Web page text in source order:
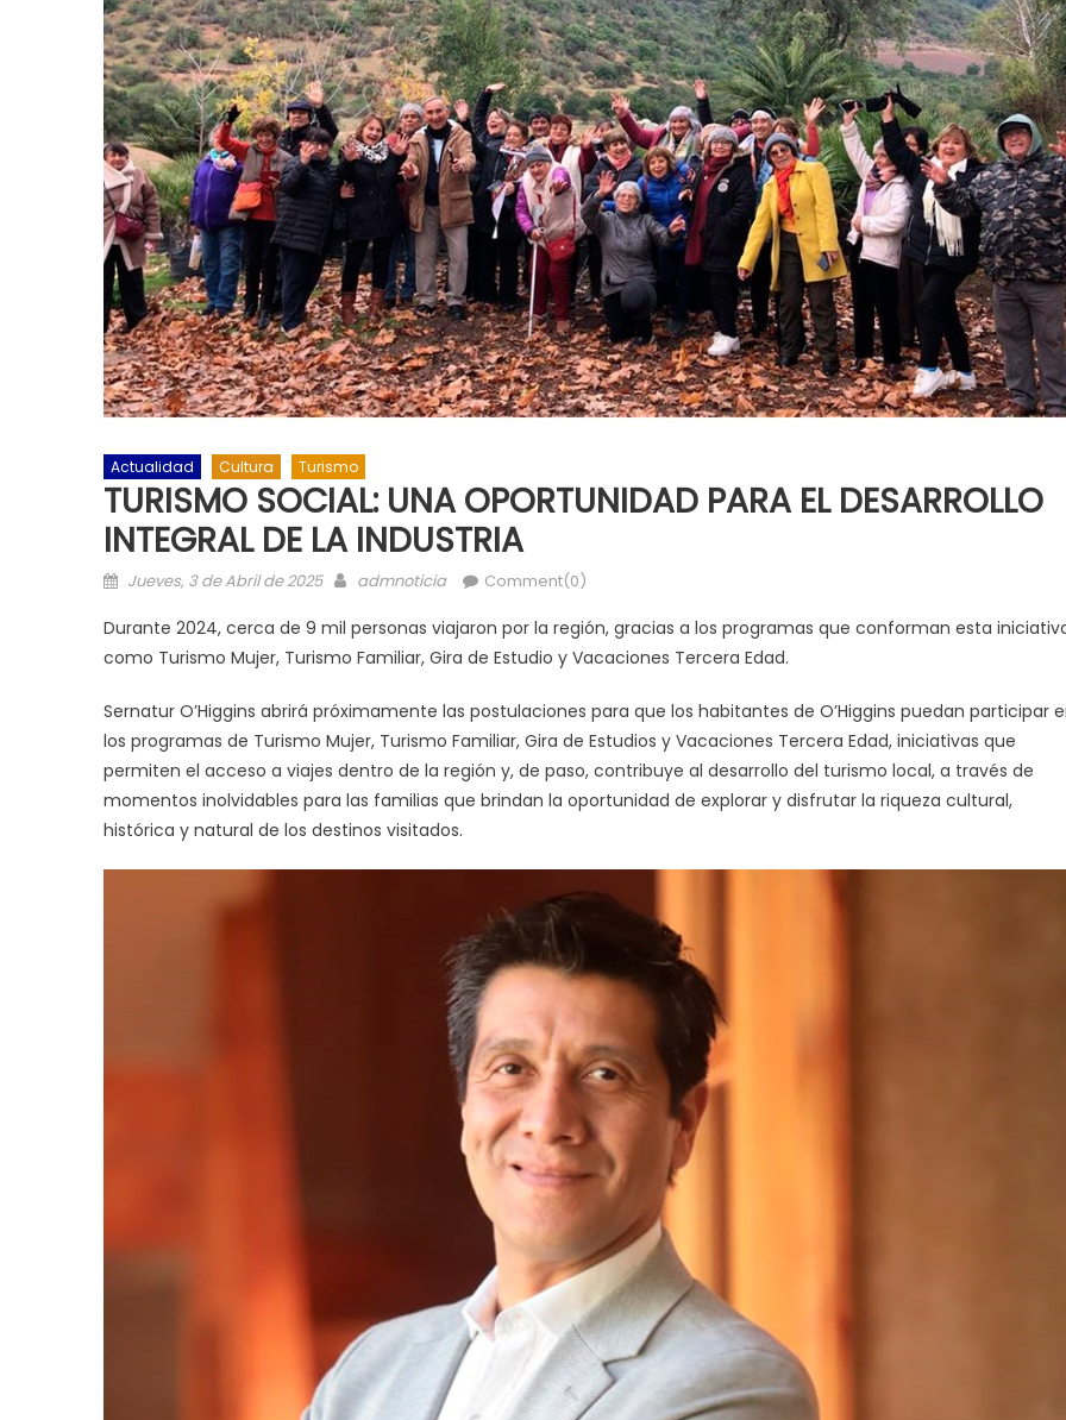
Actualidad Cultura Turismo
TURISMO SOCIAL: UNA OPORTUNIDAD PARA EL DESARROLLO
INTEGRAL DE LA INDUSTRIA
Posted on
Jueves, 3 de Abril de 2025 Author
admnoticia Comment(0)
Durante 2024, cerca de 9 mil personas viajaron por la región, gracias a los programas que conforman esta
como Turismo Mujer, Turismo Familiar, Gira de Estudio y Vacaciones Tercera Edad.
Sernatur O’Higgins abrirá próximamente las postulaciones para que los habitantes de O’Higgins puedan participar
los programas de Turismo Mujer, Turismo Familiar, Gira de Estudios y Vacaciones Tercera Edad, iniciativas que
permiten el acceso a viajes dentro de la región y, de paso, contribuye al desarrollo del turismo local, a través de
momentos inolvidables para las familias que brindan la oportunidad de explorar y disfrutar la riqueza cultural,
histórica y natural de los destinos visitados.